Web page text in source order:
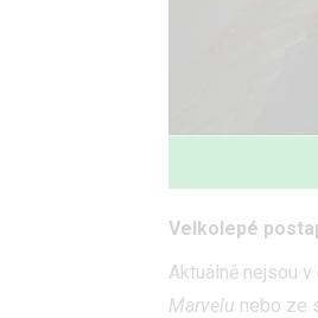
Velkolepé
Aktuálně nejsou
Marvelu nebo ze